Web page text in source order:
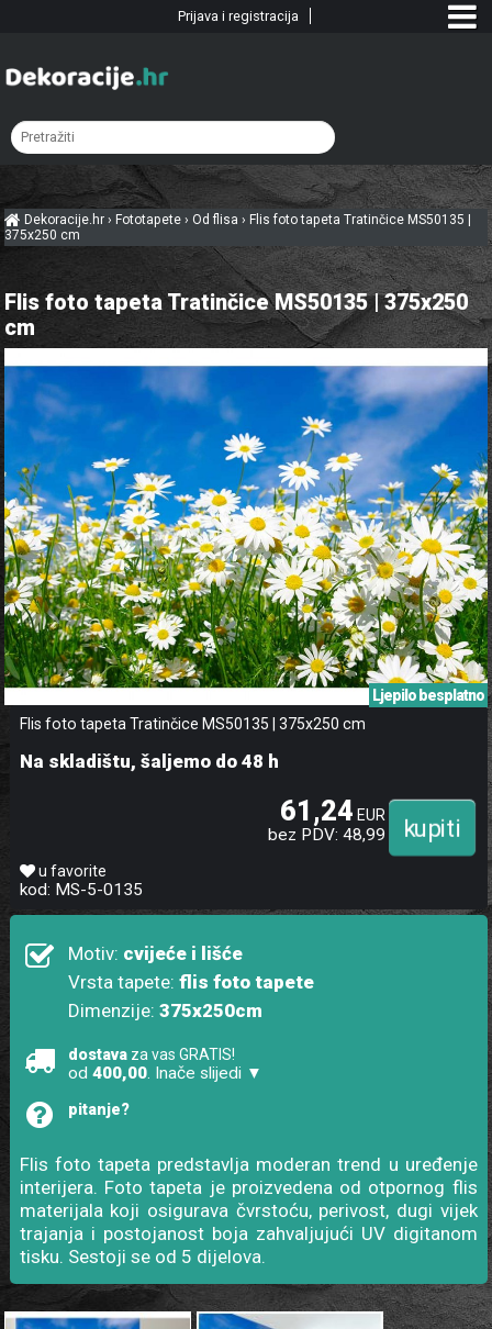
Dekoracije.hr› Fototapete › Od flisa › Flis foto tapeta Tratinčice MS50135 |
375x250 cm
Flis foto tapeta Tratinčice MS50135 | 375x250
cm
Flis foto tapeta Tratinčice MS50135 | 375x250 cm
Ljepilo besplatno
Na skladištu, šaljemo do 48 h
61,24 EUR
bez PDV: 48,99
u favorite
kod: MS-5-0135
Motiv: cvijeće i lišće
Vrsta tapete:flis foto tapete
Dimenzije:375x250cm
dostava za vas GRATIS!
od400,00. Inače slijedi ▼
pitanje?
Flis foto tapeta predstavlja moderan trend u uređenje
interijera. Foto tapeta je proizvedena od otpornog flis
materijala koji osigurava čvrstoću, perivost, dugi vijek
trajanja i postojanost boja zahvaljujući UV digitanom
tisku. Sestoji se od 5 dijelova.
Prijava i registracija